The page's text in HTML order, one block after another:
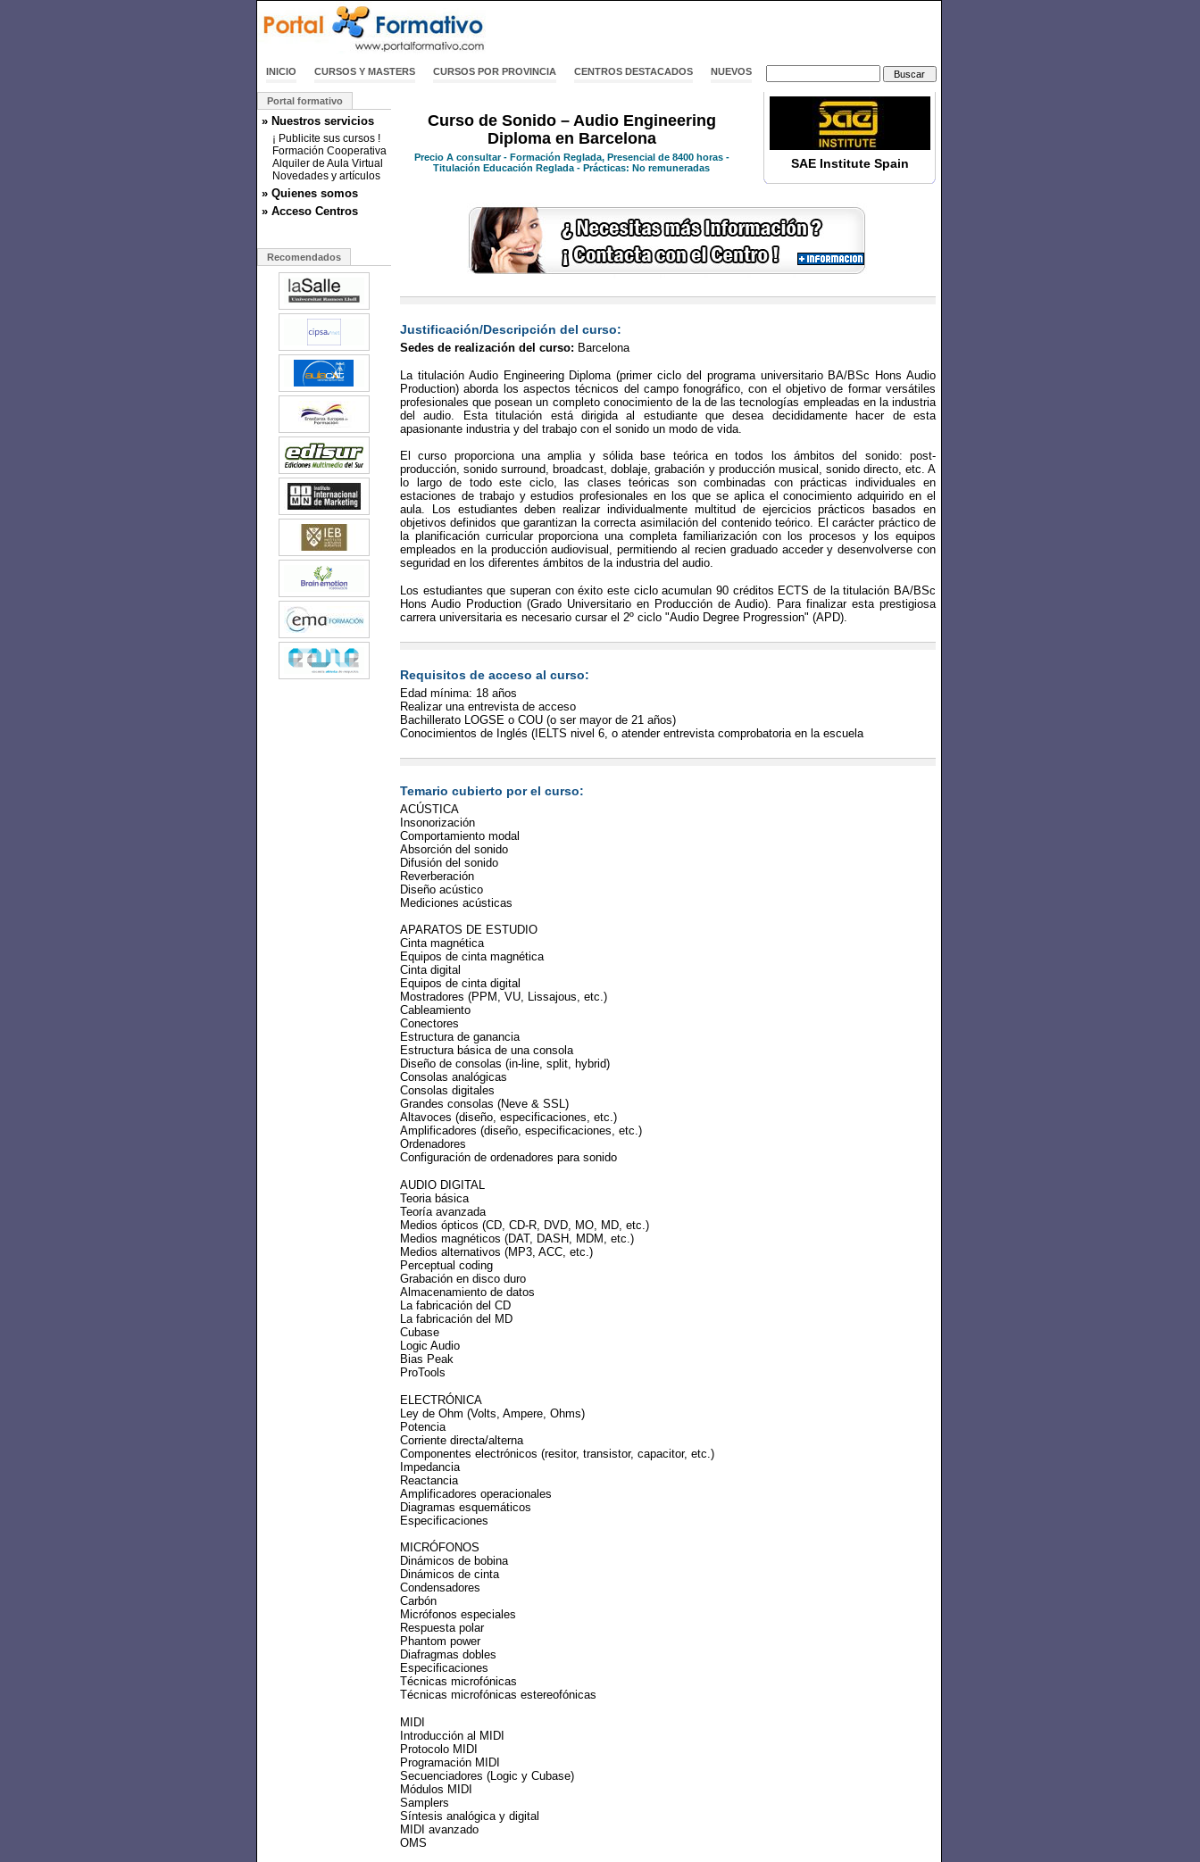
INICIO CURSOS Y MASTERS CURSOS POR PROVINCIA CENTROS DESTACADOS NUEVOS
Portal formativo
» Nuestros servicios
¡ Publicite sus cursos !
Formación Cooperativa
Alquiler de Aula Virtual
Novedades y artículos
» Quienes somos
» Acceso Centros
Recomendados
Curso de Sonido – Audio Engineering
Diploma en Barcelona
Precio A consultar - Formación Reglada, Presencial de 8400 horas -
Titulación Educación Reglada - Prácticas: No remuneradas
SAE Institute Spain
Justificación/Descripción del curso:
Sedes de realización del curso: Barcelona
La titulación Audio Engineering Diploma (primer ciclo del programa universitario BA/BSc Hons Audio
Production) aborda los aspectos técnicos del campo fonográfico, con el objetivo de formar versátiles
profesionales que posean un completo conocimiento de la de las tecnologías empleadas en la industria
del audio. Esta titulación está dirigida al estudiante que desea decididamente hacer de esta
apasionante industria y del trabajo con el sonido un modo de vida.
El curso proporciona una amplia y sólida base teórica en todos los ámbitos del sonido: post-
producción, sonido surround, broadcast, doblaje, grabación y producción musical, sonido directo, etc. A
lo largo de todo este ciclo, las clases teóricas son combinadas con prácticas individuales en
estaciones de trabajo y estudios profesionales en los que se aplica el conocimiento adquirido en el
aula. Los estudiantes deben realizar individualmente multitud de ejercicios prácticos basados en
objetivos definidos que garantizan la correcta asimilación del contenido teórico. El carácter práctico de
la planificación curricular proporciona una completa familiarización con los procesos y los equipos
empleados en la producción audiovisual, permitiendo al recien graduado acceder y desenvolverse con
seguridad en los diferentes ámbitos de la industria del audio.
Los estudiantes que superan con éxito este ciclo acumulan 90 créditos ECTS de la titulación BA/BSc
Hons Audio Production (Grado Universitario en Producción de Audio). Para finalizar esta prestigiosa
carrera universitaria es necesario cursar el 2º ciclo "Audio Degree Progression" (APD).
Requisitos de acceso al curso:
Edad mínima: 18 años
Realizar una entrevista de acceso
Bachillerato LOGSE o COU (o ser mayor de 21 años)
Conocimientos de Inglés (IELTS nivel 6, o atender entrevista comprobatoria en la escuela
Temario cubierto por el curso:
ACÚSTICA
Insonorización
Comportamiento modal
Absorción del sonido
Difusión del sonido
Reverberación
Diseño acústico
Mediciones acústicas
APARATOS DE ESTUDIO
Cinta magnética
Equipos de cinta magnética
Cinta digital
Equipos de cinta digital
Mostradores (PPM, VU, Lissajous, etc.)
Cableamiento
Conectores
Estructura de ganancia
Estructura básica de una consola
Diseño de consolas (in-line, split, hybrid)
Consolas analógicas
Consolas digitales
Grandes consolas (Neve & SSL)
Altavoces (diseño, especificaciones, etc.)
Amplificadores (diseño, especificaciones, etc.)
Ordenadores
Configuración de ordenadores para sonido
AUDIO DIGITAL
Teoria básica
Teoría avanzada
Medios ópticos (CD, CD-R, DVD, MO, MD, etc.)
Medios magnéticos (DAT, DASH, MDM, etc.)
Medios alternativos (MP3, ACC, etc.)
Perceptual coding
Grabación en disco duro
Almacenamiento de datos
La fabricación del CD
La fabricación del MD
Cubase
Logic Audio
Bias Peak
ProTools
ELECTRÓNICA
Ley de Ohm (Volts, Ampere, Ohms)
Potencia
Corriente directa/alterna
Componentes electrónicos (resitor, transistor, capacitor, etc.)
Impedancia
Reactancia
Amplificadores operacionales
Diagramas esquemáticos
Especificaciones
MICRÓFONOS
Dinámicos de bobina
Dinámicos de cinta
Condensadores
Carbón
Micrófonos especiales
Respuesta polar
Phantom power
Diafragmas dobles
Especificaciones
Técnicas microfónicas
Técnicas microfónicas estereofónicas
MIDI
Introducción al MIDI
Protocolo MIDI
Programación MIDI
Secuenciadores (Logic y Cubase)
Módulos MIDI
Samplers
Síntesis analógica y digital
MIDI avanzado
OMS